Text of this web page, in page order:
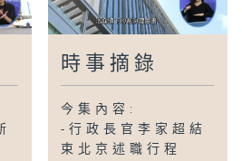
時事摘錄
今集內容:
-行政長官李家超結
束北京述職行程